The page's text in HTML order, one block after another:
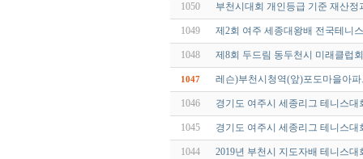
1050 부천시대회 개인등급 기준 재산
1049 제2회 여주 세종대왕배 전국테니
1048 제8회 두드림 동두천시 미래클럽
1047 레슨)부천시청역(앞)포도마을아
1046 경기도 여주시 세종리그 테니스
1045 경기도 여주시 세종리그 테니스대
1044 2019년 부천시 지도자배 테니스대